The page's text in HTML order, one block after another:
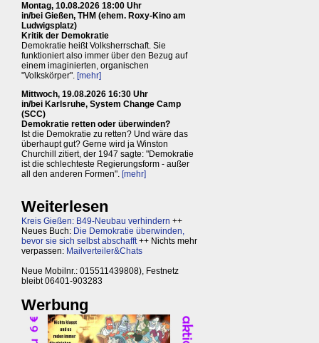
Montag, 10.08.2026 18:00 Uhr
in/bei Gießen, THM (ehem. Roxy-Kino am
Ludwigsplatz)
Kritik der Demokratie
Demokratie heißt Volksherrschaft. Sie
funktioniert also immer über den Bezug auf
einem imaginierten, organischen
"Volkskörper". [mehr]
Mittwoch, 19.08.2026 16:30 Uhr
in/bei Karlsruhe, System Change Camp
(SCC)
Demokratie retten oder überwinden?
Ist die Demokratie zu retten? Und wäre das
überhaupt gut? Gerne wird ja Winston
Churchill zitiert, der 1947 sagte: "Demokratie
ist die schlechteste Regierungsform - außer
all den anderen Formen". [mehr]
Weiterlesen
Kreis Gießen: B49-Neubau verhindern ++
Neues Buch: Die Demokratie überwinden,
bevor sie sich selbst abschafft++ Nichts mehr
verpassen: Mailverteiler&Chats
Neue Mobilnr.: 015511439808), Festnetz
bleibt 06401-903283
Werbung